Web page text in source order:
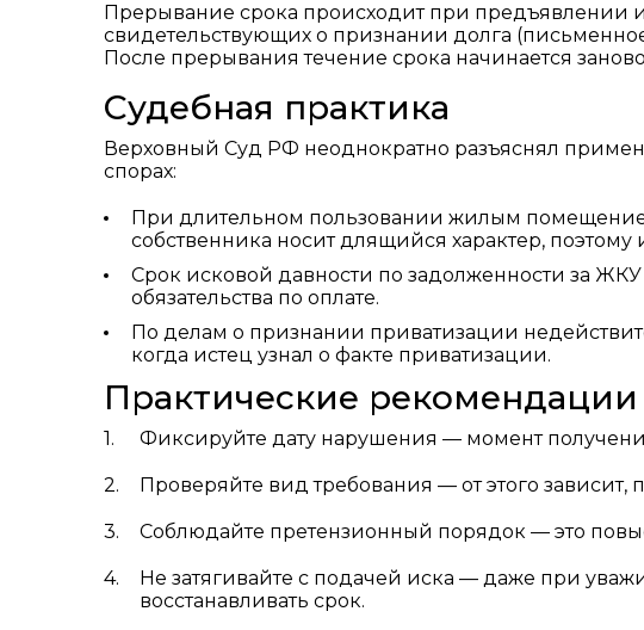
Прерывание срока происходит при предъявлении
свидетельствующих о признании долга
После прерывания течение срока начинается
Судебная практика
Верховный Суд РФ неоднократно разъяснял
спорах:
При длительном пользовании жилым
собственника носит длящийся характер,
Срок исковой давности по задолженности за
обязательства по оплате.
По делам о признании приватизации
когда истец узнал о факте приватизации.
Практические рекомендации
Фиксируйте дату нарушения — момент
Проверяйте вид требования — от этого
Соблюдайте претензионный порядок — это
Не затягивайте с подачей иска — даже при
восстанавливать срок.